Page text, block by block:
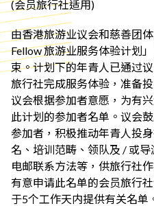
(会员旅行社适用)
由香港旅游业议会和慈善团
Fellow 旅游业服务体验计划
束。计划下的年青人已通过
旅行社完成服务体验，准备投
议会根据参加者意愿，为有
此计划的参加者名单。议会
参加者，积极推动年青人投
名、培训范畴、领队及 / 或
电邮联系方法等，供旅行社
有意申请此名单的会员旅行
于5个工作天内提供有关名单